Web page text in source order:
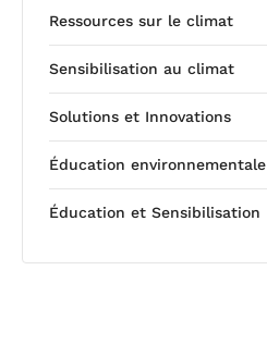
Ressources sur le climat
Sensibilisation au climat
Solutions et Innovations
Éducation environnementale
Éducation et Sensibilisation